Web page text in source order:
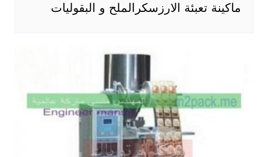
ماكينة تعبئة الارزسكرالملح و البقوليات